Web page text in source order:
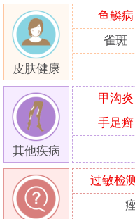
皮肤健康
鱼鳞病
雀斑
其他疾病
甲沟炎
手足癣
过敏检测